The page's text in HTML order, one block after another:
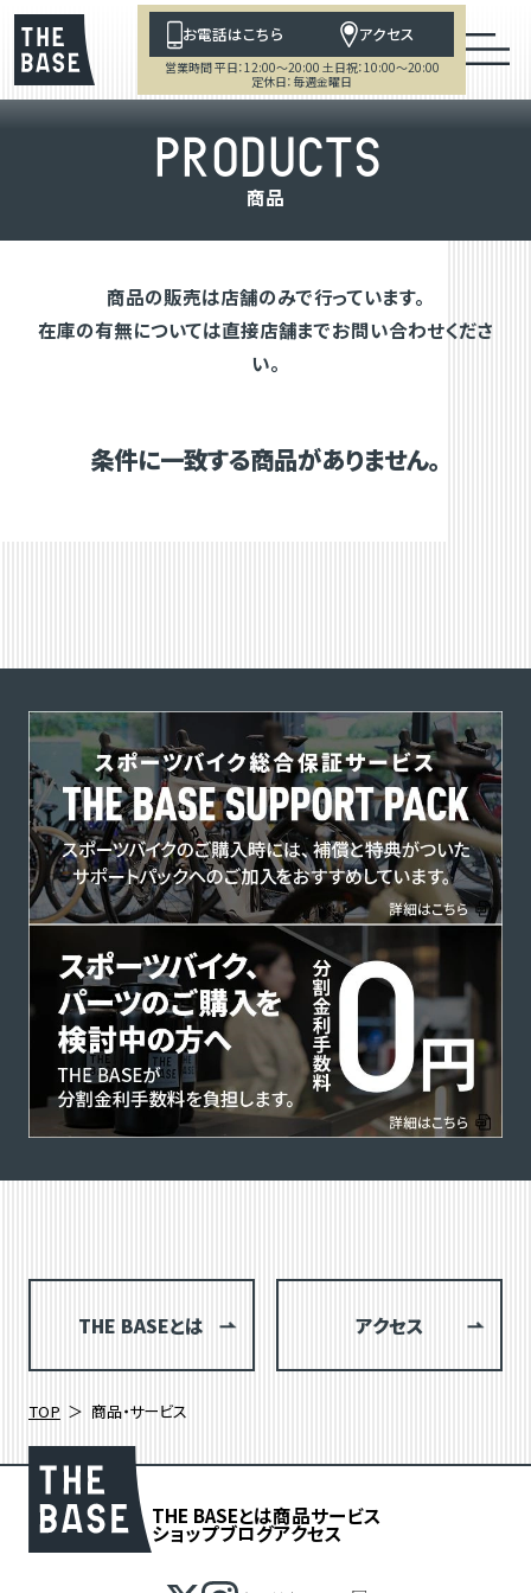
お電話はこちら アクセス
営業時間 平日：12:00～20:00 土日祝：10:00～20:00
定休日：毎週金曜日
PRODUCTS
商品
商品の販売は店舗のみで行っています。
在庫の有無については直接店舗までお問い合わせくださ
い。
条件に一致する商品がありません。
THE BASEとは アクセス
TOP 商品・サービス
THE BASEとは商品サービス
ショップブログアクセス